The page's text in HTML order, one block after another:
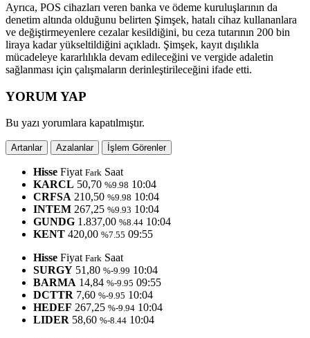
Ayrıca, POS cihazları veren banka ve ödeme kuruluşlarının da
denetim altında olduğunu belirten Şimşek, hatalı cihaz kullananlara
ve değiştirmeyenlere cezalar kesildiğini, bu ceza tutarının 200 bin
liraya kadar yükseltildiğini açıkladı. Şimşek, kayıt dışılıkla
mücadeleye kararlılıkla devam edileceğini ve vergide adaletin
sağlanması için çalışmaların derinleştirileceğini ifade etti.
YORUM YAP
Bu yazı yorumlara kapatılmıştır.
Artanlar Azalanlar İşlem Görenler
Hisse Fiyat Fark Saat
KARCL 50,70 %9.98 10:04
CRFSA 210,50 %9.98 10:04
INTEM 267,25 %9.93 10:04
GUNDG 1.837,00 %8.44 10:04
KENT 420,00 %7.55 09:55
Hisse Fiyat Fark Saat
SURGY 51,80 %-9.99 10:04
BARMA 14,84 %-9.95 09:55
DCTTR 7,60 %-9.95 10:04
HEDEF 267,25 %-9.94 10:04
LIDER 58,60 %-8.44 10:04